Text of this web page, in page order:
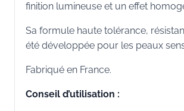
finition lumineuse et un effet
Sa formule haute tolérance,
été développée pour les peaux
Fabriqué en France.
Conseil d’utilisation :